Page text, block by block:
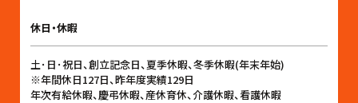
休日・休暇
土･日･祝日、創立記念日、夏季休暇、冬季休暇(年末年始)
※年間休日127日、昨年度実績129日
年次有給休暇、慶弔休暇、産休育休、介護休暇、看護休暇